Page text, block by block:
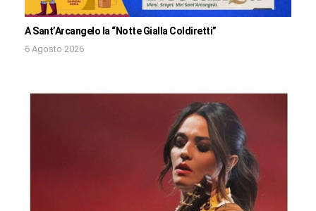
A Sant’Arcangelo la “Notte Gialla Coldiretti”
6 Agosto 2026